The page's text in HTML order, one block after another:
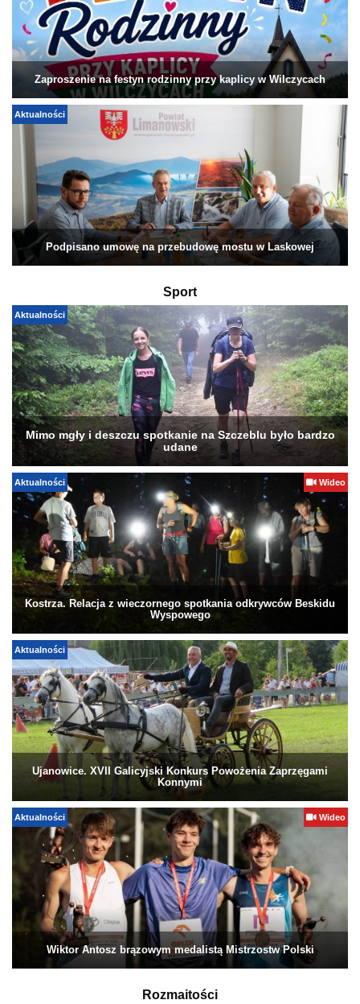
Zaproszenie na festyn rodzinny przy kaplicy w Wilczycach
Aktualności
Podpisano umowę na przebudowę mostu w Laskowej
Sport
Aktualności
Mimo mgły i deszczu spotkanie na Szczeblu było bardzo
udane
Aktualności Wideo
Kostrza. Relacja z wieczornego spotkania odkrywców Beskidu
Wyspowego
Aktualności
Ujanowice. XVII Galicyjski Konkurs Powożenia Zaprzęgami
Konnymi
Aktualności Wideo
Wiktor Antosz brązowym medalistą Mistrzostw Polski
Rozmaitości